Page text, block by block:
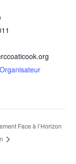
Face à l’Horizon